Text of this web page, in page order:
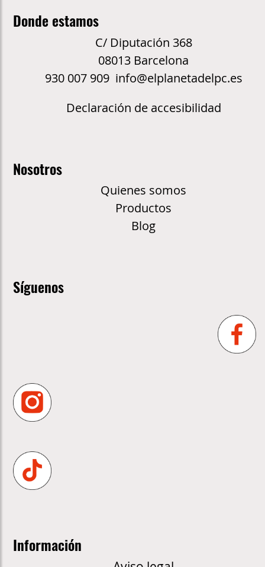
Donde estamos
C/ Diputación 368
08013 Barcelona
930 007 909 info@elplanetadelpc.es
Declaración de accesibilidad
Nosotros
Quienes somos
Productos
Blog
Síguenos
Información